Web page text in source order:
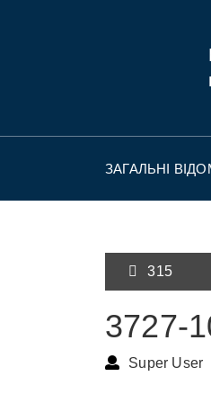
ЗАГАЛЬНІ
315
3727-
Super User